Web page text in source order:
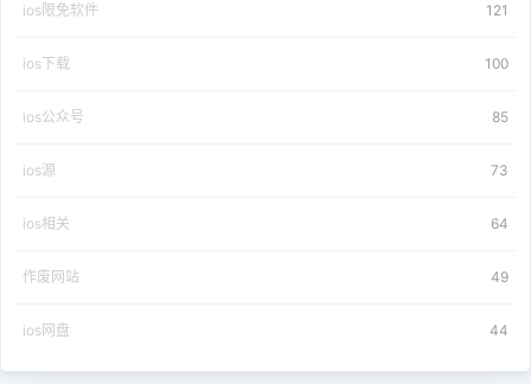
ios限免软件 121
ios下载 100
ios公众号 85
ios源 73
ios相关 64
作废网站 49
ios网盘 44